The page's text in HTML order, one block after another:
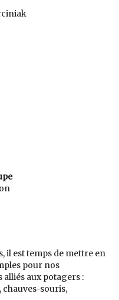
il est temps de mettre en
pour nos
aux potagers :
souris,